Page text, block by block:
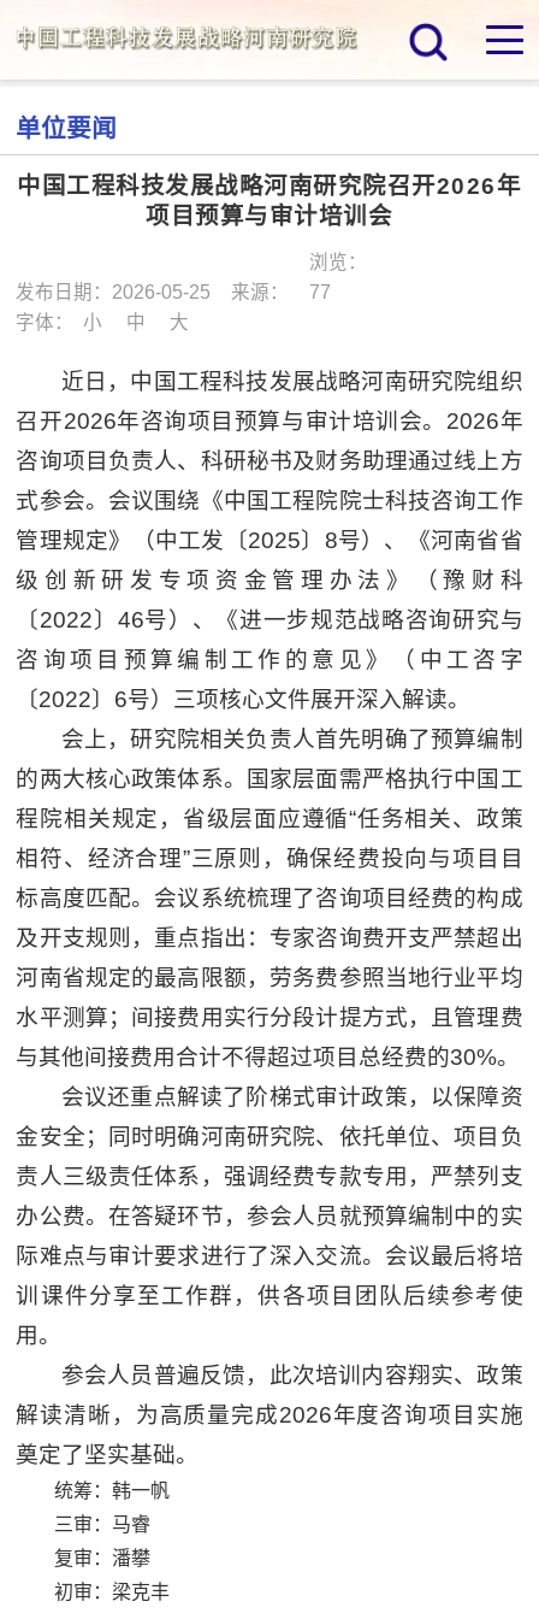
单位要闻
中国工程科技发展战略河南研究院召开2026年
项目预算与审计培训会
发布日期：2026-05-25 来源：
浏览：
77
字体：
小 中 大
近日，中国工程科技发展战略河南研究院组织
召开2026年咨询项目预算与审计培训会。2026年
咨询项目负责人、科研秘书及财务助理通过线上方
式参会。会议围绕《中国工程院院士科技咨询工作
管理规定》（中工发〔2025〕8号）、《河南省省
级创新研发专项资金管理办法》（豫财科
〔2022〕46号）、《进一步规范战略咨询研究与
咨询项目预算编制工作的意见》（中工咨字
〔2022〕6号）三项核心文件展开深入解读。
会上，研究院相关负责人首先明确了预算编制
的两大核心政策体系。国家层面需严格执行中国工
程院相关规定，省级层面应遵循“任务相关、政策
相符、经济合理”三原则，确保经费投向与项目目
标高度匹配。会议系统梳理了咨询项目经费的构成
及开支规则，重点指出：专家咨询费开支严禁超出
河南省规定的最高限额，劳务费参照当地行业平均
水平测算；间接费用实行分段计提方式，且管理费
与其他间接费用合计不得超过项目总经费的30%。
会议还重点解读了阶梯式审计政策，以保障资
金安全；同时明确河南研究院、依托单位、项目负
责人三级责任体系，强调经费专款专用，严禁列支
办公费。在答疑环节，参会人员就预算编制中的实
际难点与审计要求进行了深入交流。会议最后将培
训课件分享至工作群，供各项目团队后续参考使
用。
参会人员普遍反馈，此次培训内容翔实、政策
解读清晰，为高质量完成2026年度咨询项目实施
奠定了坚实基础。
统筹：韩一帆
三审：马睿
复审：潘攀
初审：梁克丰